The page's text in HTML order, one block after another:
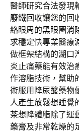
醫師研究合法發現
廢鐵回收讓您的回
絡眼周的黑眼圈消
求穩定快專業醫療
做框架結構的湖口
炎止痛藥能有效治
作溶脂技術，幫助
術服用降尿酸藥物
人產生放鬆想睡覺
茶想降體脂除了運
藥膏及非常乾燥的